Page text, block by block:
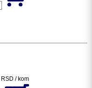
RSD / kom